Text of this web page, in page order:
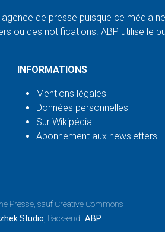
de presse puisque ce média
ou des notifications. ABP utilise le
INFORMATIONS
Mentions légales
Données personnelles
Sur Wikipédia
Abonnement aux newsletters
Presse, sauf Creative Commons
Studio, Back-end :ABP